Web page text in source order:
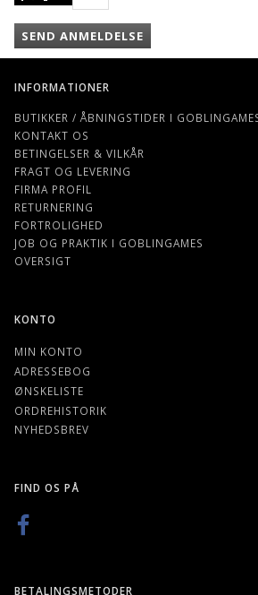
SEND ANMELDELSE
INFORMATIONER
BUTIKKER / ÅBNINGSTIDER I
KONTAKT OS
BETINGELSER & VILKÅR
FRAGT OG LEVERING
FIRMA PROFIL
RETURNERING
FORTROLIGHED
JOB OG PRAKTIK I GOBLINGAMES
OVERSIGT
KONTO
MIN KONTO
ADRESSEBOG
ØNSKELISTE
ORDREHISTORIK
NYHEDSBREV
FIND OS PÅ
BETALINGSMETODER